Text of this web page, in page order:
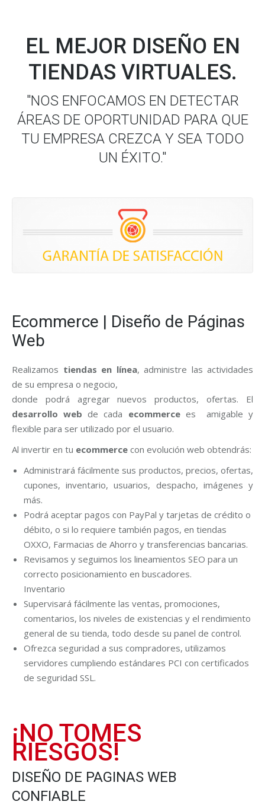
EL MEJOR DISEÑO EN
TIENDAS VIRTUALES.
"NOS ENFOCAMOS EN DETECTAR
ÁREAS DE OPORTUNIDAD PARA QUE
TU EMPRESA CREZCA Y SEA TODO
UN ÉXITO."
Ecommerce | Diseño de Páginas
Web
Realizamos tiendas en línea, administre las actividades
de su empresa o negocio,
donde podrá agregar nuevos productos, ofertas. El
desarrollo web de cada ecommercees amigable y
flexible para ser utilizado por el usuario.
Al invertir en tu ecommerce con evolución web obtendrás:
Administrará fácilmente sus productos, precios, ofertas,
cupones, inventario, usuarios, despacho, imágenes y
más.
Podrá aceptar pagos con PayPal y tarjetas de crédito o
débito, o si lo requiere también pagos, en tiendas
OXXO, Farmacias de Ahorro y transferencias bancarias.
Revisamos y seguimos los lineamientos SEO para un
correcto posicionamiento en buscadores.
Inventario
Supervisará fácilmente las ventas, promociones,
comentarios, los niveles de existencias y el rendimiento
general de su tienda, todo desde su panel de control.
Ofrezca seguridad a sus compradores, utilizamos
servidores cumpliendo estándares PCI con certificados
de seguridad SSL.
¡NO TOMES
RIESGOS!
DISEÑO DE PAGINAS WEB
CONFIABLE